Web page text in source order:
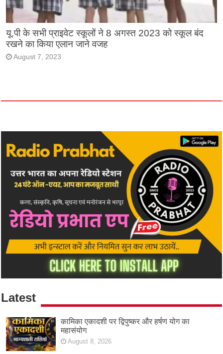
यू.पी के सभी प्राइवेट स्कूलों ने 8 अगस्त 2023 को स्कूल बंद
रखने का किया एलान जाने वजह
August 7, 2023
Latest
कामिका एकादशी पर द्विपुष्कर और हर्षण योग का
महासंयोग
August 8, 2026